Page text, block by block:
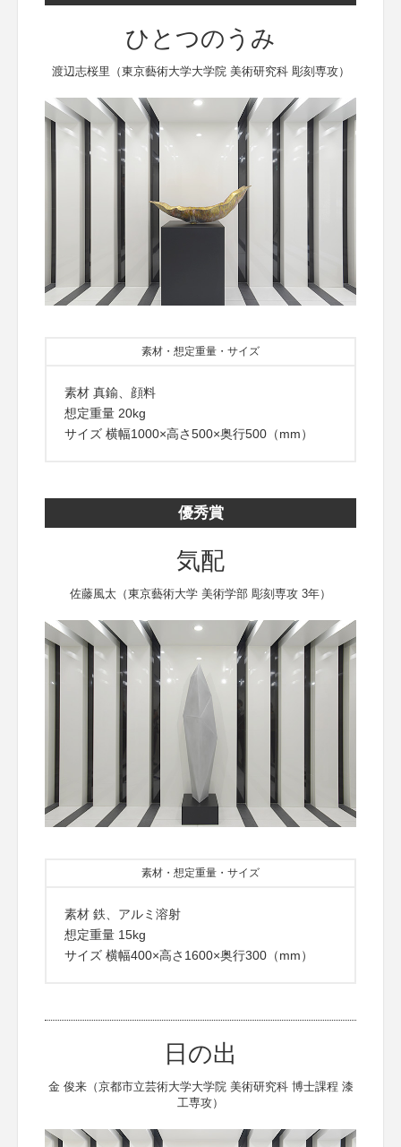
ひとつのうみ
渡辺志桜里（東京藝術大学大学院 美術研究科 彫刻専攻）
素材・想定重量・サイズ
素材 真鍮、顔料
想定重量 20kg
サイズ 横幅1000×高さ500×奥行500（mm）
優秀賞
気配
佐藤風太（東京藝術大学 美術学部 彫刻専攻 3年）
素材・想定重量・サイズ
素材 鉄、アルミ溶射
想定重量 15kg
サイズ 横幅400×高さ1600×奥行300（mm）
日の出
金 俊来（京都市立芸術大学大学院 美術研究科 博士課程 漆
工専攻）